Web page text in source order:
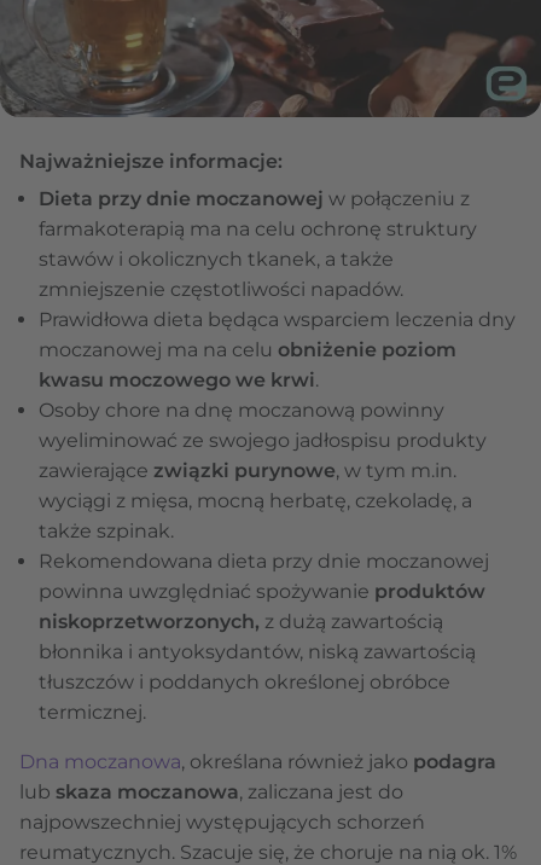
Najważniejsze informacje:
Dieta przy dnie moczanowej w połączeniu z
farmakoterapią ma na celu ochronę struktury
stawów i okolicznych tkanek, a także
zmniejszenie częstotliwości napadów.
Prawidłowa dieta będąca wsparciem leczenia dny
moczanowej ma na celu obniżenie poziom
kwasu moczowego we krwi.
Osoby chore na dnę moczanową powinny
wyeliminować ze swojego jadłospisu produkty
zawierające związki purynowe, w tym m.in.
wyciągi z mięsa, mocną herbatę, czekoladę, a
także szpinak.
Rekomendowana dieta przy dnie moczanowej
powinna uwzględniać spożywanie produktów
niskoprzetworzonych, z dużą zawartością
błonnika i antyoksydantów, niską zawartością
tłuszczów i poddanych określonej obróbce
termicznej.
Dna moczanowa, określana również jako podagra
lub skaza moczanowa, zaliczana jest do
najpowszechniej występujących schorzeń
reumatycznych. Szacuje się, że choruje na nią ok. 1%